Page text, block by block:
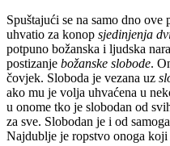
Spuštajući se na samo dno
uhvatio za konop sjedinjenja
potpuno božanska i ljudska
postizanje božanske slobode.
čovjek. Sloboda je vezana uz
ako mu je volja uhvaćena u
u onome tko je slobodan od
za sve. Slobodan je i od
Najdublje je ropstvo onoga koji